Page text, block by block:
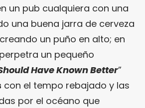
un pub cualquiera con una
una buena jarra de cerveza
un puño en alto; en
un pequeño
Have Known Better”
con el tempo rebajado y las
por el océano que